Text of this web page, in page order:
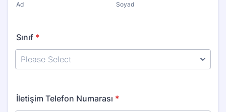
Ad Soyad
Sınıf *
İletişim Telefon Numarası *